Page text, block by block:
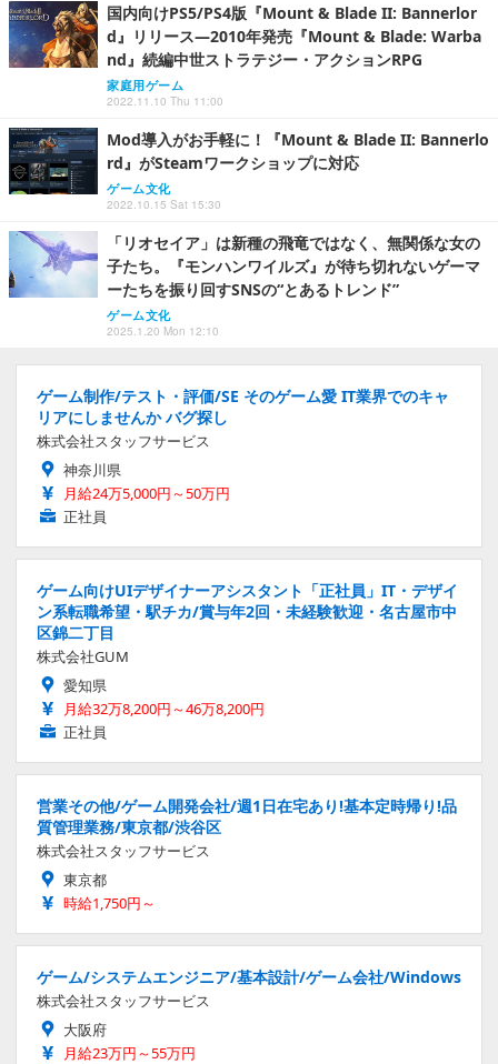
国内向けPS5/PS4版『Mount & Blade II: Bannerlor
d』リリース―2010年発売『Mount & Blade: Warba
nd』続編中世ストラテジー・アクションRPG
家庭用ゲーム
2022.11.10 Thu 11:00
Mod導入がお手軽に！『Mount & Blade II: Bannerlo
rd』がSteamワークショップに対応
ゲーム文化
2022.10.15 Sat 15:30
「リオセイア」は新種の飛竜ではなく、無関係な女の
子たち。『モンハンワイルズ』が待ち切れないゲーマ
ーたちを振り回すSNSの“とあるトレンド”
ゲーム文化
2025.1.20 Mon 12:10
ゲーム制作/テスト・評価/SE そのゲーム愛 IT業界でのキャ
リアにしませんか バグ探し
株式会社スタッフサービス
神奈川県
月給24万5,000円～50万円
正社員
ゲーム向けUIデザイナーアシスタント「正社員」IT・デザイ
ン系転職希望・駅チカ/賞与年2回・未経験歓迎・名古屋市中
区錦二丁目
株式会社GUM
愛知県
月給32万8,200円～46万8,200円
正社員
営業その他/ゲーム開発会社/週1日在宅あり!基本定時帰り!品
質管理業務/東京都/渋谷区
株式会社スタッフサービス
東京都
時給1,750円～
ゲーム/システムエンジニア/基本設計/ゲーム会社/Windows
株式会社スタッフサービス
大阪府
月給23万円～55万円